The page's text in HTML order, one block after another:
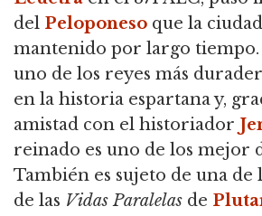
del Peloponeso que la
mantenido por largo tiempo.
uno de los reyes más
en la historia espartana y,
amistad con el historiador
reinado es uno de los mejor
También es sujeto de una de
de las Vidas Paralelas de